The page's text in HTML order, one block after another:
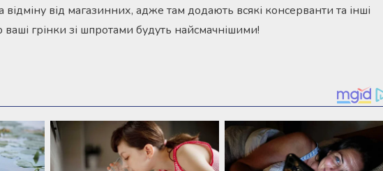
відміну від магазинних, адже там додають всякі консерванти та інші
ваші грінки зі шпротами будуть найсмачнішими!